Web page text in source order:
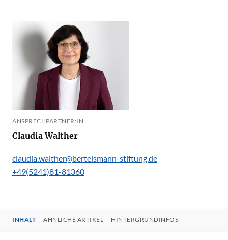
ANSPRECHPARTNER:IN
Claudia Walther
claudia.walther@bertelsmann-stiftung.de
+49(5241)81-81360
INHALT ÄHNLICHE ARTIKEL HINTERGRUNDINFOS